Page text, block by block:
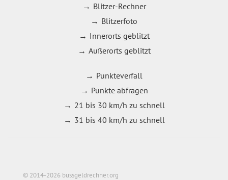
Blitzer-Rechner
Blitzerfoto
Innerorts geblitzt
Außerorts geblitzt
Punkteverfall
Punkte abfragen
21 bis 30 km/h zu schnell
31 bis 40 km/h zu schnell
© 2014-2026 bussgeldrechner.org